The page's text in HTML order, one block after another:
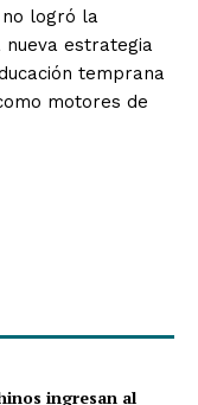
logró la
estrategia
temprana
motores de
ingresan al